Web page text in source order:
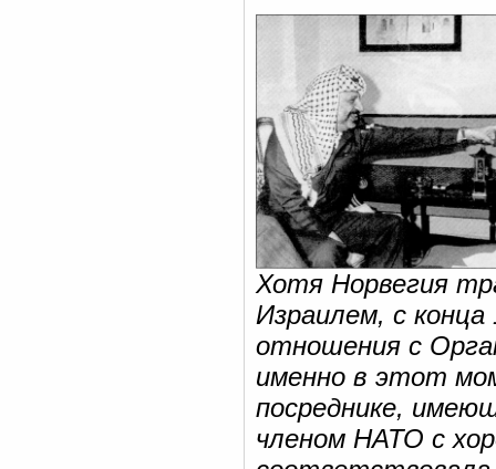
Хотя Норвегия
Израилем, с конца
отношения с
именно в этот
посреднике,
членом НАТО с